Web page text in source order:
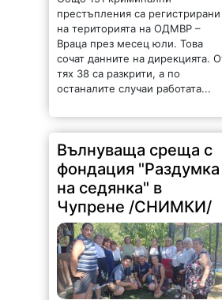
престъпления са регистрирани
на територията на ОДМВР –
Враца през месец юли. Това
сочат данните на дирекцията. От
тях 38 са разкрити, а по
останалите случаи работата...
Вълнуваща среща с
фондация "Раздумка
на седянка" в
Чупрене /СНИМКИ/